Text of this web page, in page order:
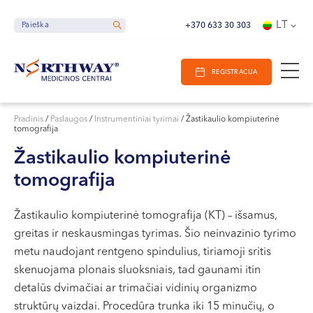
Darbo laikas
Vilnius
S. Žukausko g. 19
Darbo laikas:
I-V 07:30 - 20:30
VI 09:00 - 15:00
Kaunas
Miško g. 25A
Darbo laikas:
I-V 08:00 - 20:00
VI 09:00 - 15:00
Paieška
Paieška +370 633 30 303 LT
REGISTRACIJA
E-Registracija
KAUNE
KLAIPĖDOJE
Pradinis / Paslaugos / Instrumentiniai tyrimai / Žastikaulio kompiuterinė
tomografija
Žastikaulio kompiuterinė
tomografija
Žastikaulio kompiuterinė tomografija (KT) – išsamus,
greitas ir neskausmingas tyrimas. Šio neinvazinio tyrimo
metu naudojant rentgeno spindulius, tiriamoji sritis
skenuojama plonais sluoksniais, tad gaunami itin
detalūs dvimačiai ar trimačiai vidinių organizmo
struktūrų vaizdai. Procedūra trunka iki 15 minučių, o